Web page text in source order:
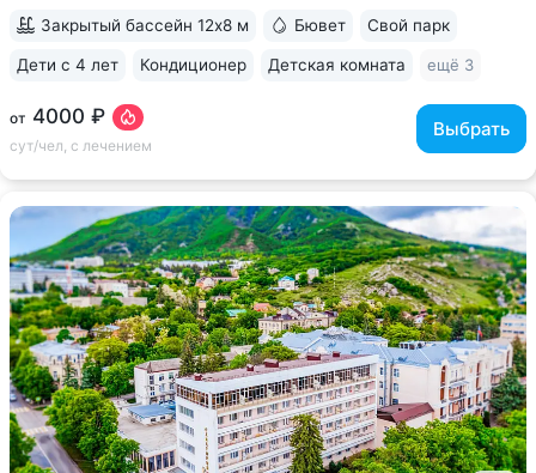
от 4000 ₽
сут/чел, с лечением
Выбрать
Закрытый бассейн 12х8 м Бювет Свой парк
Дети с 4 лет Кондиционер Детская комната ещё 3